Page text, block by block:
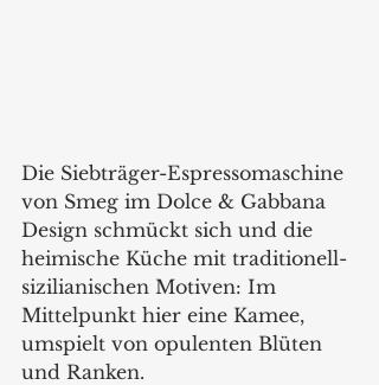
Die Siebträger-Espressomaschine
von Smeg im Dolce & Gabbana
Design schmückt sich und die
heimische Küche mit traditionell-
sizilianischen Motiven: Im
Mittelpunkt hier eine Kamee,
umspielt von opulenten Blüten
und Ranken.